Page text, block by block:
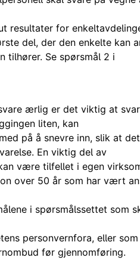
resultater for
del, der den enkelte kan
tilhører. Se spørsmål 2 i
ærlig er det viktig at
liten, kan
på å snevre inn, slik at
En viktig del av
være tilfellet i egen
over 50 år som har vært
i spørsmålssettet som
personvernfora, eller som
før gjennomføring.